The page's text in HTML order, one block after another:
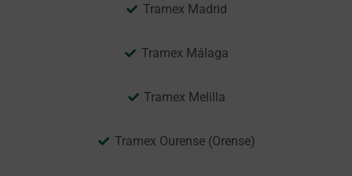
Tramex Madrid
Tramex Málaga
Tramex Melilla
Tramex Ourense (Orense)